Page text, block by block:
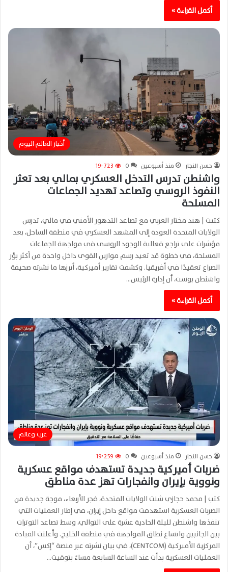
أكمل القراءة »
أخبار العالم اليوم
حسن النجار منذ أسبوعين 0 19٬723
واشنطن تدرس التدخل العسكري بمالي بعد تعثر
النفوذ الروسي وتصاعد تهديد الجماعات
المسلحة
كتبت | هند مختار العربي مع تصاعد التدهور الأمني في مالي، تدرس
الولايات المتحدة العودة إلى المشهد العسكري في منطقة الساحل، بعد
مؤشرات على تراجع فعالية الوجود الروسي في مواجهة الجماعات
المسلحة، في خطوة قد تعيد رسم موازين القوى داخل واحدة من أكثر بؤر
الصراع تعقيدًا في أفريقيا. وكشفت تقارير أميركية، أبرزها ما نشرته صحيفة
واشنطن بوست، أن إدارة الرئيس…
أكمل القراءة »
عرب وعالم
حسن النجار منذ أسبوعين 0 19٬259
ضربات أميركية جديدة تستهدف مواقع عسكرية
ونووية بإيران وانفجارات تهز عدة مناطق
كتب | محمد حجازي شنت الولايات المتحدة، فجر الأربعاء، موجة جديدة من
الضربات العسكرية استهدفت مواقع داخل إيران، في إطار العمليات التي
تنفذها واشنطن لليلة الحادية عشرة على التوالي، وسط تصاعد التوترات
بين الجانبين واتساع نطاق المواجهة في منطقة الخليج. وأعلنت القيادة
المركزية الأميركية (CENTCOM)، في بيان نشرته عبر منصة “إكس”، أن
العمليات العسكرية بدأت عند الساعة السابعة مساءً بتوقيت…